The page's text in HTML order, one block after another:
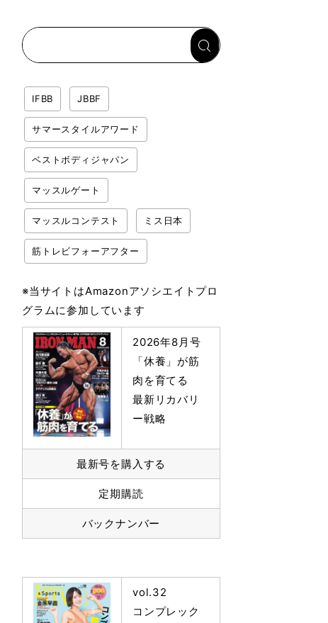
IFBB JBBF
サマースタイルアワード
ベストボディジャパン
マッスルゲート
マッスルコンテスト ミス日本
筋トレビフォーアフター
※当サイトはAmazonアソシエイトプロ
グラムに参加しています
2026年8月号
「休養」が筋
肉を育てる
最新リカバリ
ー戦略
最新号を購入する
定期購読
バックナンバー
vol.32
コンプレック